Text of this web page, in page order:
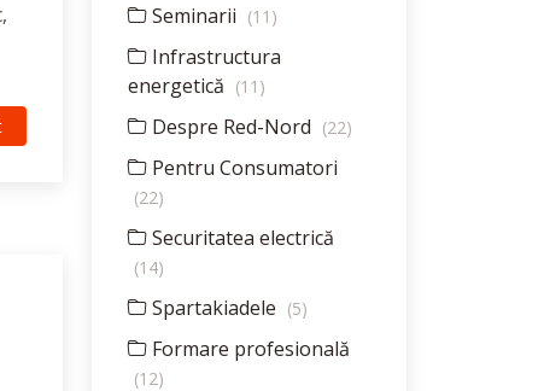
Seminarii (11)
Infrastructura
energetică (11)
Despre Red-Nord (22)
Pentru Consumatori
(22)
Securitatea electrică
(14)
Spartakiadele (5)
Formare profesională
(12)